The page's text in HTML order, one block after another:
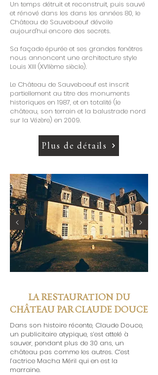
Un temps détruit et reconstruit, puis sauvé
et rénové dans les dans les années 80, le
Château de Sauveboeuf dévoile
aujourd'hui encore des secrets.
Sa façade épurée et ses grandes fenêtres
nous annoncent une architecture style
Louis XIII (XVIIème siècle).
Le Château de Sauveboeuf est inscrit
partiellement au titre des monuments
historiques en 1987, et en totalité (le
château, son terrain et la balustrade nord
sur la Vézère) en 2009.
Plus de détails
LA RESTAURATION DU
CHÂTEAU PAR CLAUDE DOUCE
Dans son histoire récente, Claude Douce,
un publicitaire atypique, s’est attelé à
sauver, pendant plus de 30 ans, un
château pas comme les autres. C’est
l’actrice Macha Méril qui en est la
marraine.